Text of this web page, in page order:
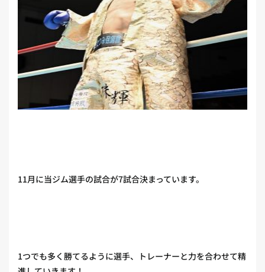
11月に当ジム選手の試合が7試合決まっています。
1つでも多く勝てるように選手、トレーナーと力を合わせて精